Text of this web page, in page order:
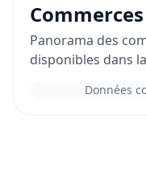
Commerces
Panorama des
disponibles dans
Données